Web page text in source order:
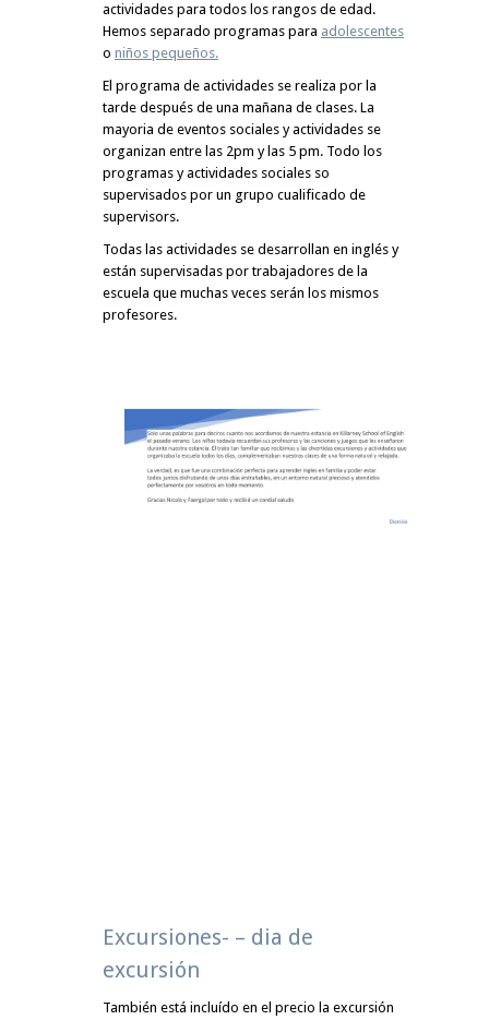
actividades para todos los rangos de edad.
Hemos separado programas para adolescentes
o niños pequeños.
El programa de actividades se realiza por la
tarde después de una mañana de clases. La
mayoria de eventos sociales y actividades se
organizan entre las 2pm y las 5 pm. Todo los
programas y actividades sociales so
supervisados por un grupo cualificado de
supervisors.
Todas las actividades se desarrollan en inglés y
están supervisadas por trabajadores de la
escuela que muchas veces serán los mismos
profesores.
Excursiones- – dia de
excursión
También está incluído en el precio la excursión